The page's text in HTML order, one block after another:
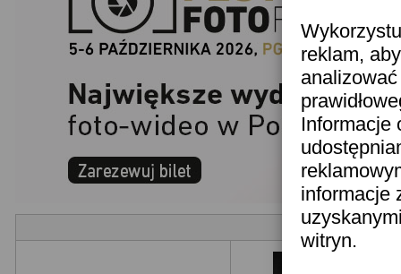
reklam,
Informacje
informacje
witryn.